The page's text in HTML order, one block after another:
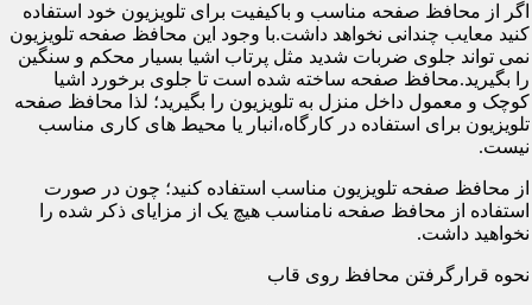
اگر از محافظ صفحه مناسب و باکیفیت برای تلویزیون خود استفاده
کنید معایب چندانی نخواهد داشت.با وجود این محافظ صفحه تلویزیون
نمی تواند جلوی ضربات شدید مثل پرتاب اشیا بسیار محکم و سنگین
را بگیرید.محافظ صفحه ساخته شده است تا جلوی برخورد اشیا
کوچک و معمول داخل منزل به تلویزیون را بگیرید؛ لذا محافظ صفحه
تلویزیون برای استفاده در کارگاه،انبار یا محیط های کاری مناسب
نیست.
از محافظ صفحه تلویزیون مناسب استفاده کنید؛ چون در صورت
استفاده از محافظ صفحه نامناسب هیچ یک از مزایای ذکر شده را
نخواهید داشت.
نحوه قرارگرفتن محافظ روی قاب